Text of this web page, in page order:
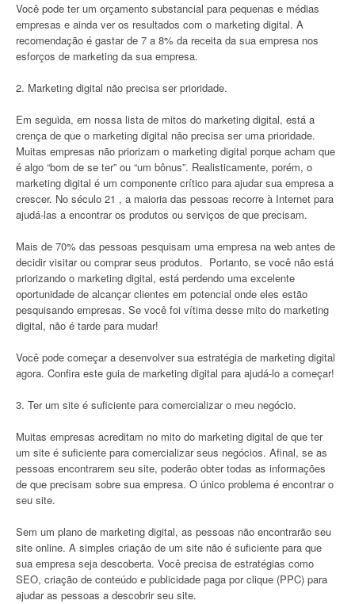
Você pode ter um orçamento substancial para pequenas e médias
empresas e ainda ver os resultados com o marketing digital. A
recomendação é gastar de 7 a 8% da receita da sua empresa nos
esforços de marketing da sua empresa.
2. Marketing digital não precisa ser prioridade.
Em seguida, em nossa lista de mitos do marketing digital, está a
crença de que o marketing digital não precisa ser uma prioridade.
Muitas empresas não priorizam o marketing digital porque acham que
é algo “bom de se ter” ou “um bônus”. Realisticamente, porém, o
marketing digital é um componente crítico para ajudar sua empresa a
crescer. No século 21 , a maioria das pessoas recorre à Internet para
ajudá-las a encontrar os produtos ou serviços de que precisam.
Mais de 70% das pessoas pesquisam uma empresa na web antes de
decidir visitar ou comprar seus produtos. Portanto, se você não está
priorizando o marketing digital, está perdendo uma excelente
oportunidade de alcançar clientes em potencial onde eles estão
pesquisando empresas. Se você foi vítima desse mito do marketing
digital, não é tarde para mudar!
Você pode começar a desenvolver sua estratégia de marketing digital
agora. Confira este guia de marketing digital para ajudá-lo a começar!
3. Ter um site é suficiente para comercializar o meu negócio.
Muitas empresas acreditam no mito do marketing digital de que ter
um site é suficiente para comercializar seus negócios. Afinal, se as
pessoas encontrarem seu site, poderão obter todas as informações
de que precisam sobre sua empresa. O único problema é encontrar o
seu site.
Sem um plano de marketing digital, as pessoas não encontrarão seu
site online. A simples criação de um site não é suficiente para que
sua empresa seja descoberta. Você precisa de estratégias como
SEO, criação de conteúdo e publicidade paga por clique (PPC) para
ajudar as pessoas a descobrir seu site.